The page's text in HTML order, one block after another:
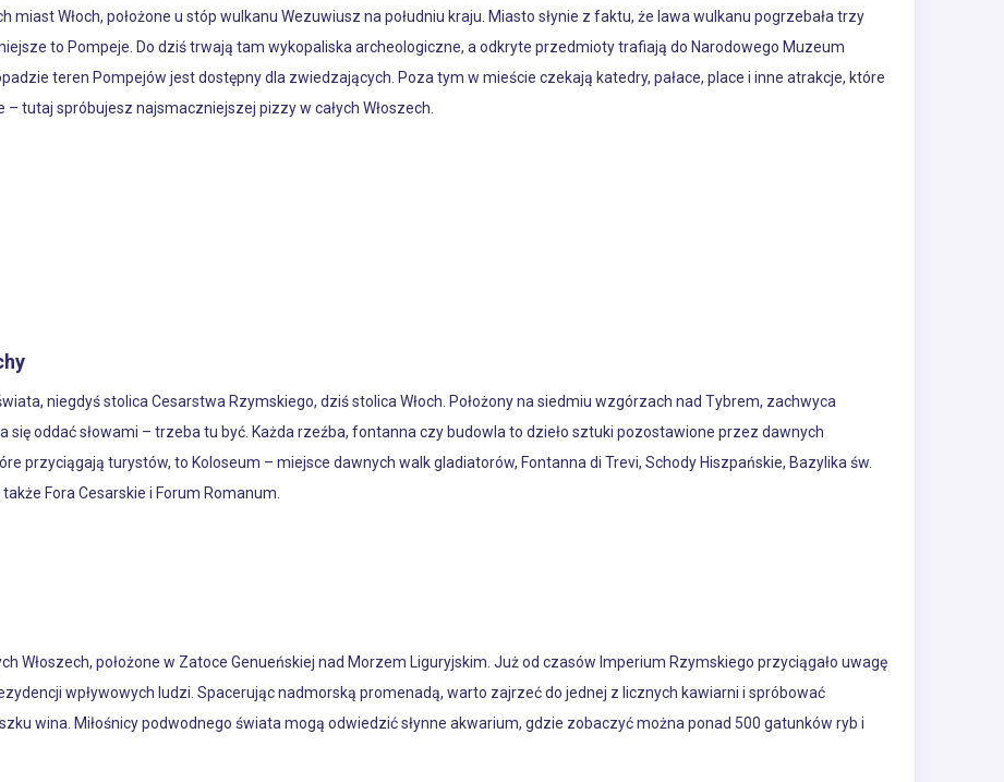
miast Włoch, położone u stóp wulkanu Wezuwiusz na południu kraju. Miasto słynie z faktu, że lawa wulkanu pogrzebała trzy
to Pompeje. Do dziś trwają tam wykopaliska archeologiczne, a odkryte przedmioty trafiają do Narodowego Muzeum
teren Pompejów jest dostępny dla zwiedzających. Poza tym w mieście czekają katedry, pałace, place i inne atrakcje, które
tutaj spróbujesz najsmaczniejszej pizzy w całych Włoszech.
niegdyś stolica Cesarstwa Rzymskiego, dziś stolica Włoch. Położony na siedmiu wzgórzach nad Tybrem, zachwyca
się oddać słowami – trzeba tu być. Każda rzeźba, fontanna czy budowla to dzieło sztuki pozostawione przez dawnych
przyciągają turystów, to Koloseum – miejsce dawnych walk gladiatorów, Fontanna di Trevi, Schody Hiszpańskie, Bazylika św.
Fora Cesarskie i Forum Romanum.
Włoszech, położone w Zatoce Genueńskiej nad Morzem Liguryjskim. Już od czasów Imperium Rzymskiego przyciągało uwagę
wpływowych ludzi. Spacerując nadmorską promenadą, warto zajrzeć do jednej z licznych kawiarni i spróbować
wina. Miłośnicy podwodnego świata mogą odwiedzić słynne akwarium, gdzie zobaczyć można ponad 500 gatunków ryb i